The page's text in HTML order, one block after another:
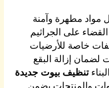
مواد مطهرة وآمنة
على الجراثيم
خاصة للأرضيات
لضمان إزالة البقع
تنظيف بيوت جديدة
والمنتجات يضمن